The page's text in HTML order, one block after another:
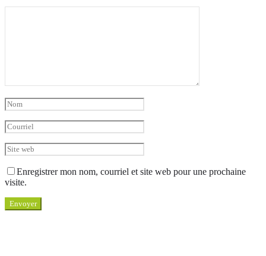
Enregistrer mon nom, courriel et site web pour une prochaine
visite.